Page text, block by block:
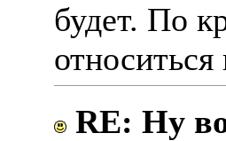
будет. По
RE: Ну